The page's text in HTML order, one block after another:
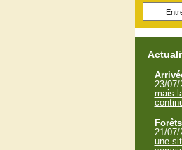
23/07/
mais
21/07/
une